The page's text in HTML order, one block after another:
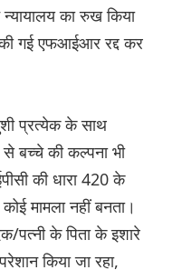
का रुख किया
गई एफआईआर रद्द कर
प्रत्येक के साथ
से बच्चे की कल्पना भी
की धारा 420 के
मामला नहीं बनता।
पत्नी के पिता के इशारे
किया जा रहा,